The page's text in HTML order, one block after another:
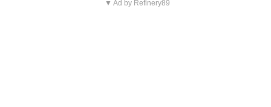
▼ Ad by Refinery89